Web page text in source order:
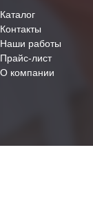
Каталог
Контакты
Наши работы
Прайс-лист
О компании